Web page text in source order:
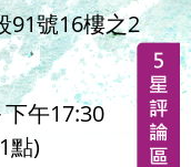
91號16樓之2
午17:30
點)